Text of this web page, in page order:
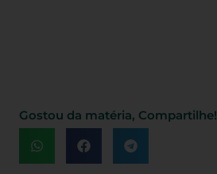
Gostou da matéria, Compartilhe!